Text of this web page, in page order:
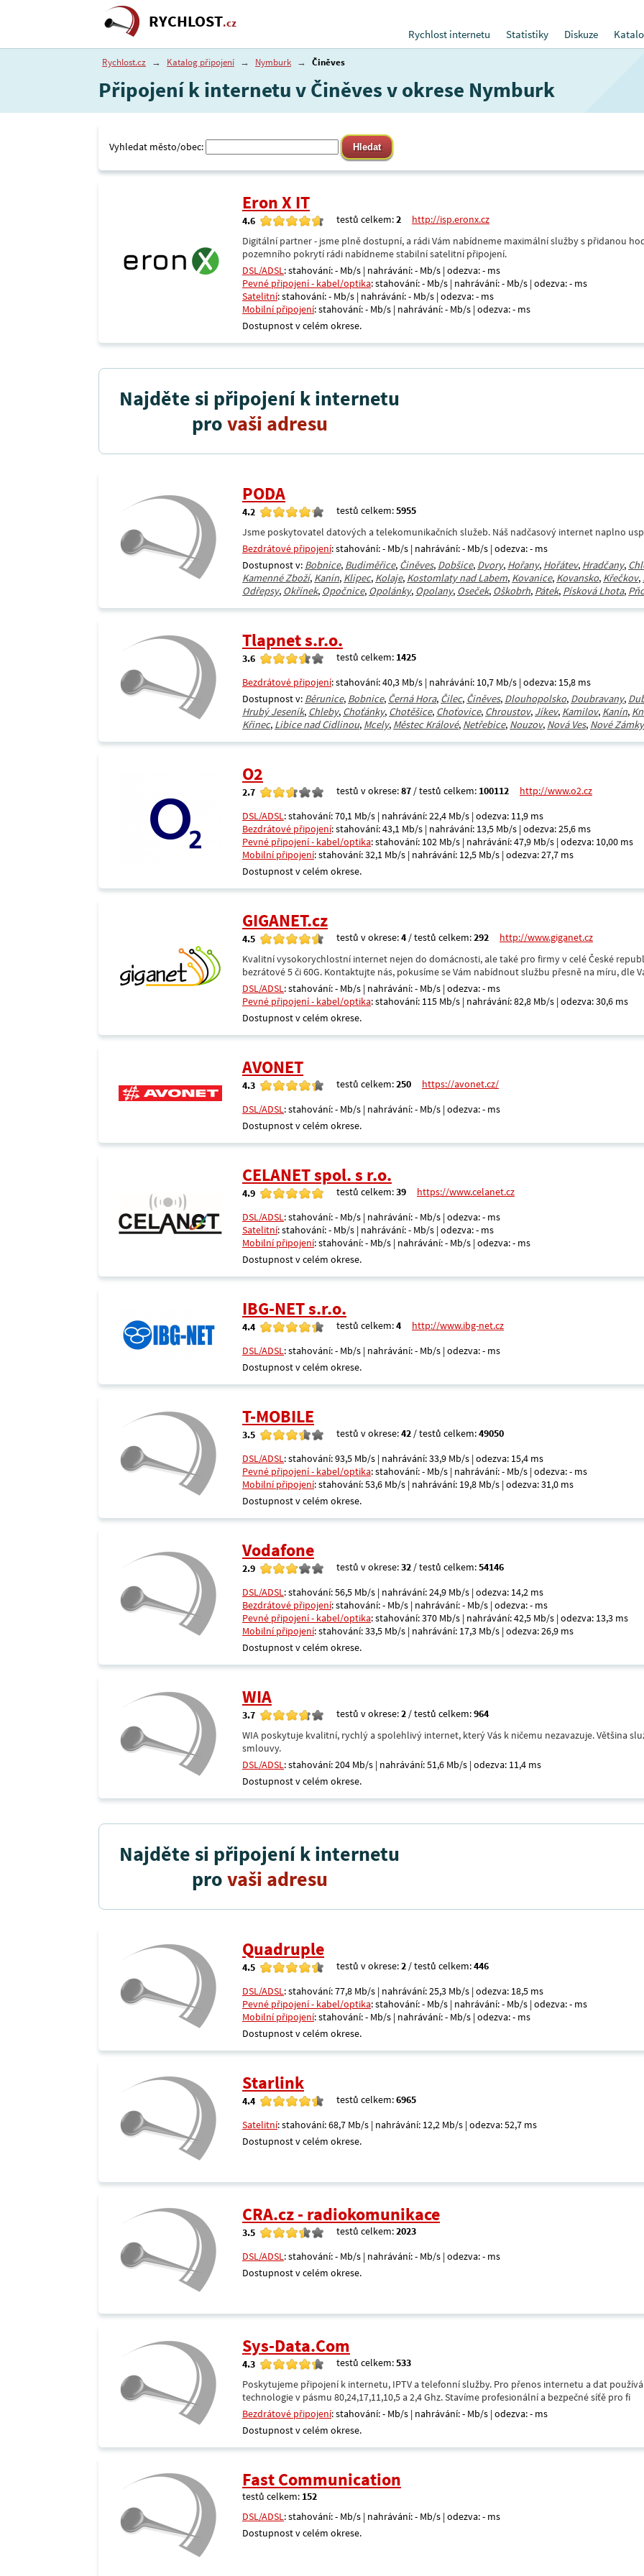
RYCHLOST.cz
Rychlost internetu
Statistiky Diskuze
Rychlost.cz → Katalog připojení → Nymburk → Činěves
Připojení k internetu v Činěves v okrese Nymburk
Vyhledat město/obec:
Eron X IT
4.6 testů celkem:2
http://isp.eronx.cz
Digitální partner - jsme plně dostupní, a rádi Vám nabídneme maximální služby s přidanou
pozemního pokrytí rádi nabídneme stabilní satelitní připojení.
DSL/ADSL: stahování: - Mb/s | nahrávání: - Mb/s | odezva: - ms
Pevné připojení - kabel/optika: stahování: - Mb/s | nahrávání: - Mb/s | odezva: - ms
Satelitní: stahování: - Mb/s | nahrávání: - Mb/s | odezva: - ms
Mobilní připojení: stahování: - Mb/s | nahrávání: - Mb/s | odezva: - ms
Dostupnost v celém okrese.
Najděte si připojení k internetu
provaši adresu
PODA
4.2 testů celkem:5955
Jsme poskytovatel datových a telekomunikačních služeb. Náš nadčasový internet naplno
Bezdrátové připojení: stahování: - Mb/s | nahrávání: - Mb/s | odezva: - ms
Dostupnost v: Bobnice, Budiměřice, Činěves, Dobšice, Dvory, Hořany, Hořátev, Hradčany,
Kamenné Zboží, Kanín, Klipec, Kolaje, Kostomlaty nad Labem, Kovanice, Kovansko, Křečkov,
Odřepsy, Okřínek, Opočnice, Opolánky, Opolany, Oseček, Oškobrh, Pátek, Písková Lhota,
Tlapnet s.r.o.
3.6 testů celkem: 1425
Bezdrátové připojení: stahování: 40,3 Mb/s | nahrávání: 10,7 Mb/s | odezva: 15,8 ms
Dostupnost v: Běrunice, Bobnice, Černá Hora, Čilec, Činěves, Dlouhopolsko, Doubravany,
Hrubý Jeseník, Chleby, Choťánky, Chotěšice, Choťovice, Chroustov, Jíkev, Kamilov, Kanín,
Křinec, Libice nad Cidlinou, Mcely, Městec Králové, Netřebice, Nouzov, Nová Ves, Nové Zámky
O2
2.7 testů v okrese:87 / testů celkem: 100112
http://www.o2.cz
DSL/ADSL: stahování: 70,1 Mb/s | nahrávání: 22,4 Mb/s | odezva: 11,9 ms
Bezdrátové připojení: stahování: 43,1 Mb/s | nahrávání: 13,5 Mb/s | odezva: 25,6 ms
Pevné připojení - kabel/optika: stahování: 102 Mb/s | nahrávání: 47,9 Mb/s | odezva: 10,00 ms
Mobilní připojení: stahování: 32,1 Mb/s | nahrávání: 12,5 Mb/s | odezva: 27,7 ms
Dostupnost v celém okrese.
GIGANET.cz
4.5 testů v okrese:4 / testů celkem:292
http://www.giganet.cz
Kvalitní vysokorychlostní internet nejen do domácnosti, ale také pro firmy v celé České
bezrátové 5 či 60G. Kontaktujte nás, pokusíme se Vám nabídnout službu přesně na míru, dle
DSL/ADSL: stahování: - Mb/s | nahrávání: - Mb/s | odezva: - ms
Pevné připojení - kabel/optika: stahování: 115 Mb/s | nahrávání: 82,8 Mb/s | odezva: 30,6 ms
Dostupnost v celém okrese.
AVONET
4.3 testů celkem:250
https://avonet.cz/
DSL/ADSL: stahování: - Mb/s | nahrávání: - Mb/s | odezva: - ms
Dostupnost v celém okrese.
CELANET spol. s r.o.
4.9 testů celkem:39
https://www.celanet.cz
DSL/ADSL: stahování: - Mb/s | nahrávání: - Mb/s | odezva: - ms
Satelitní: stahování: - Mb/s | nahrávání: - Mb/s | odezva: - ms
Mobilní připojení: stahování: - Mb/s | nahrávání: - Mb/s | odezva: - ms
Dostupnost v celém okrese.
IBG-NET s.r.o.
4.4 testů celkem:4
http://www.ibg-net.cz
DSL/ADSL: stahování: - Mb/s | nahrávání: - Mb/s | odezva: - ms
Dostupnost v celém okrese.
T-MOBILE
3.5 testů v okrese:42 / testů celkem:49050
DSL/ADSL: stahování: 93,5 Mb/s | nahrávání: 33,9 Mb/s | odezva: 15,4 ms
Pevné připojení - kabel/optika: stahování: - Mb/s | nahrávání: - Mb/s | odezva: - ms
Mobilní připojení: stahování: 53,6 Mb/s | nahrávání: 19,8 Mb/s | odezva: 31,0 ms
Dostupnost v celém okrese.
Vodafone
2.9 testů v okrese:32 / testů celkem:54146
DSL/ADSL: stahování: 56,5 Mb/s | nahrávání: 24,9 Mb/s | odezva: 14,2 ms
Bezdrátové připojení: stahování: - Mb/s | nahrávání: - Mb/s | odezva: - ms
Pevné připojení - kabel/optika: stahování: 370 Mb/s | nahrávání: 42,5 Mb/s | odezva: 13,3 ms
Mobilní připojení: stahování: 33,5 Mb/s | nahrávání: 17,3 Mb/s | odezva: 26,9 ms
Dostupnost v celém okrese.
WIA
3.7 testů v okrese:2 / testů celkem:964
WIA poskytuje kvalitní, rychlý a spolehlivý internet, který Vás k ničemu nezavazuje. Většina
smlouvy.
DSL/ADSL: stahování: 204 Mb/s | nahrávání: 51,6 Mb/s | odezva: 11,4 ms
Dostupnost v celém okrese.
Najděte si připojení k internetu
provaši adresu
Quadruple
4.5 testů v okrese:2 / testů celkem:446
DSL/ADSL: stahování: 77,8 Mb/s | nahrávání: 25,3 Mb/s | odezva: 18,5 ms
Pevné připojení - kabel/optika: stahování: - Mb/s | nahrávání: - Mb/s | odezva: - ms
Mobilní připojení: stahování: - Mb/s | nahrávání: - Mb/s | odezva: - ms
Dostupnost v celém okrese.
Starlink
4.4 testů celkem:6965
Satelitní: stahování: 68,7 Mb/s | nahrávání: 12,2 Mb/s | odezva: 52,7 ms
Dostupnost v celém okrese.
CRA.cz - radiokomunikace
3.5 testů celkem:2023
DSL/ADSL: stahování: - Mb/s | nahrávání: - Mb/s | odezva: - ms
Dostupnost v celém okrese.
Sys-Data.Com
4.3 testů celkem:533
Poskytujeme připojení k internetu, IPTV a telefonní služby. Pro přenos internetu a dat
technologie v pásmu 80,24,17,11,10,5 a 2,4 Ghz. Stavíme profesionální a bezpečné síťě pro fi
Bezdrátové připojení: stahování: - Mb/s | nahrávání: - Mb/s | odezva: - ms
Dostupnost v celém okrese.
Fast Communication
testů celkem: 152
DSL/ADSL: stahování: - Mb/s | nahrávání: - Mb/s | odezva: - ms
Dostupnost v celém okrese.